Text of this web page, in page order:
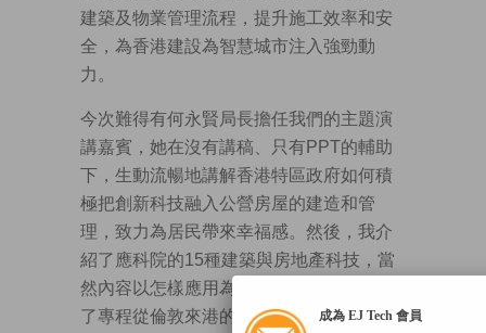
建築及物業管理流程，提升施工效率和安
全，為香港建設為智慧城市注入強勁動
力。
今次難得有何永賢局長擔任我們的主題演
講嘉賓，她在沒有講稿、只有PPT的輔助
下，生動流暢地講解香港特區政府如何積
極把創新科技融入公營房屋的建造和管
理，致力為居民帶來幸福感。然後，我介
紹了應科院的15種建築與房地產科技，當
然內容以怎樣應用為主。之後，我們邀請
了專程從倫敦來港的Arup全球數字服務總
成為 EJ Tech 會員